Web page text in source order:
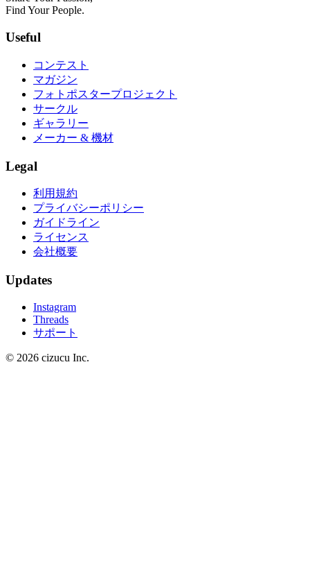
Find Your People.
Useful
コンテスト
マガジン
フォトポスタープロジェクト
サークル
ギャラリー
メーカー & 機材
Legal
利用規約
プライバシーポリシー
ガイドライン
ライセンス
会社概要
Updates
Instagram
Threads
サポート
© 2026 cizucu Inc.